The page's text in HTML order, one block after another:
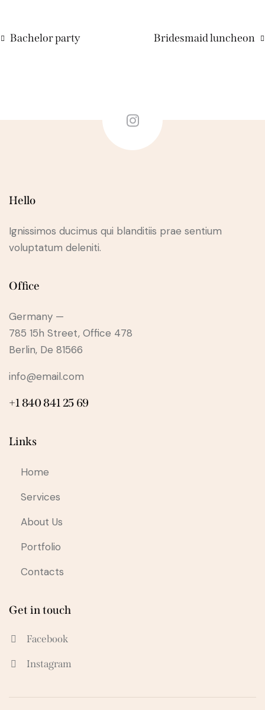
Bachelor party Bridesmaid luncheon
Hello
Ignissimos ducimus qui blanditiis prae sentium
voluptatum deleniti.
Office
Germany —
785 15h Street, Office 478
Berlin, De 81566
info@email.com
+1 840 841 25 69
Links
Home
Services
About Us
Portfolio
Contacts
Get in touch
Facebook
Instagram